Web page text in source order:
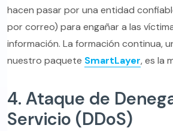
hacen pasar por una entidad
por correo) para engañar a las
información. La formación continua,
nuestro paquete SmartLayer, es la
4. Ataque de
Servicio (DDoS)